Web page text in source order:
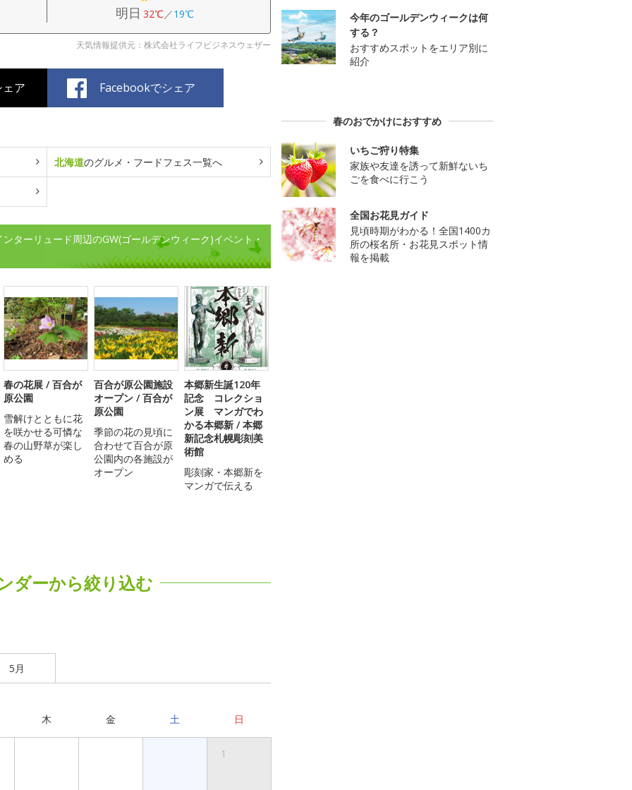
明日 32℃／19℃
天気情報提供元：株式会社ライフビジネスウェザー
ア Facebookでシェア
北海道のグルメ・フードフェス一覧へ
ターリュード周辺のGW(ゴールデンウィーク)イベント・
春の花展 / 百合が
原公園
雪解けとともに花
を咲かせる可憐な
春の山野草が楽し
める
百合が原公園施設
オープン / 百合が
原公園
季節の花の見頃に
合わせて百合が原
公園内の各施設が
オープン
本郷新生誕120年
記念 コレクショ
ン展 マンガでわ
かる本郷新 / 本郷
新記念札幌彫刻美
術館
彫刻家・本郷新を
マンガで伝える
ダーから絞り込む
5月
木 金 土 日
1
今年のゴールデンウィークは何
する？
おすすめスポットをエリア別に
紹介
春のおでかけにおすすめ
いちご狩り特集
家族や友達を誘って新鮮ないち
ごを食べに行こう
全国お花見ガイド
見頃時期がわかる！全国1400カ
所の桜名所・お花見スポット情
報を掲載